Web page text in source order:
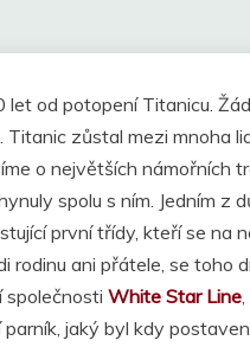
od potopení Titanicu.
zůstal mezi mnoha
o největších námořních
spolu s ním. Jedním z
první třídy, kteří se na
rodinu ani přátele, se toho
společnosti White Star Line
jaký byl kdy